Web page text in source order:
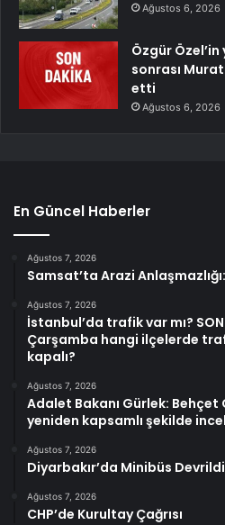
Ağustos 6, 2026
Özgür
sonrası
etti
Ağustos 6, 2026
En Güncel Haberler
Ağustos 7, 2026
Samsat’ta Arazi Anlaşmazlığı:
Ağustos 7, 2026
İstanbul’da trafik var mı?
Çarşamba hangi ilçelerde
kapalı?
Ağustos 7, 2026
Adalet Bakanı Gürlek: Behçet
yeniden kapsamlı şekilde
Ağustos 7, 2026
Diyarbakır’da Minibüs Devrildi:
Ağustos 7, 2026
CHP’de Kurultay Çağrısı